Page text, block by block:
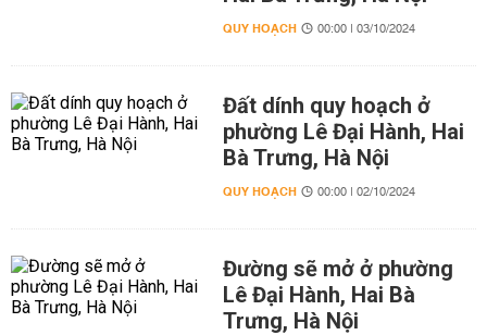
QUY HOẠCH 00:00 | 03/10/2024
Đất dính quy hoạch ở
phường Lê Đại Hành, Hai
Bà Trưng, Hà Nội
QUY HOẠCH 00:00 | 02/10/2024
Đường sẽ mở ở phường
Lê Đại Hành, Hai Bà
Trưng, Hà Nội